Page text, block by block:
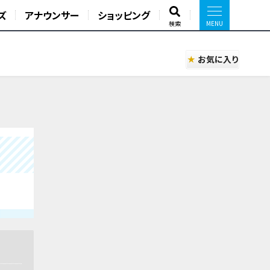
アナウンサー ショッピング
検索
お気に入り